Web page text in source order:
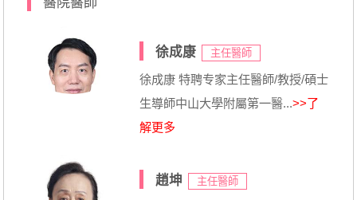
徐成康 主任醫師
徐成康 特聘专家主任醫師/教授/碩士
生導師中山大學附屬第一醫...>>了
解更多
趙坤 主任醫師